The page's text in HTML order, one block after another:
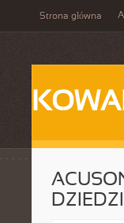
Strona główna